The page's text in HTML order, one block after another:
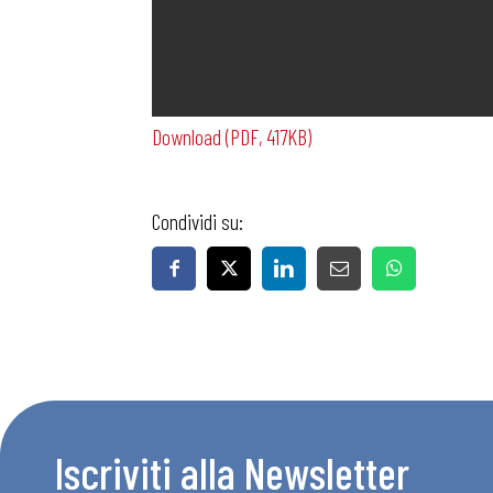
Download (PDF, 417KB)
Condividi su:
Iscriviti alla Newsletter